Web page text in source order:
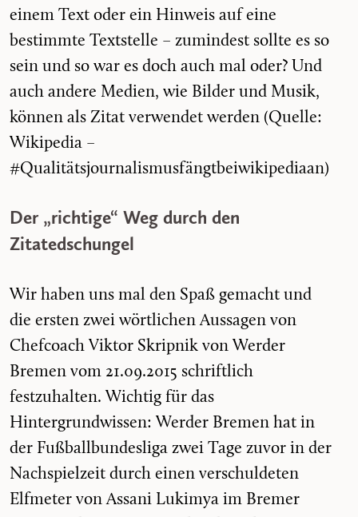
einem Text oder ein Hinweis auf eine
bestimmte Textstelle – zumindest sollte es so
sein und so war es doch auch mal oder? Und
auch andere Medien, wie Bilder und Musik,
können als Zitat verwendet werden (Quelle:
Wikipedia –
#Qualitätsjournalismusfängtbeiwikipediaan)
Der „richtige“ Weg durch den
Zitatedschungel
Wir haben uns mal den Spaß gemacht und
die ersten zwei wörtlichen Aussagen von
Chefcoach Viktor Skripnik von Werder
Bremen vom 21.09.2015 schriftlich
festzuhalten. Wichtig für das
Hintergrundwissen: Werder Bremen hat in
der Fußballbundesliga zwei Tage zuvor in der
Nachspielzeit durch einen verschuldeten
Elfmeter von Assani Lukimya im Bremer